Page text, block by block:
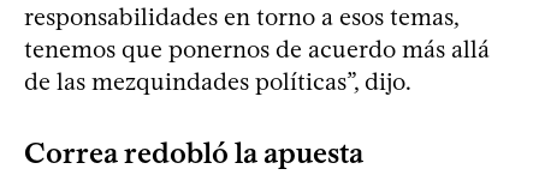
responsabilidades en torno a esos temas,
tenemos que ponernos de acuerdo más allá
de las mezquindades políticas”, dijo.
Correa redobló la apuesta